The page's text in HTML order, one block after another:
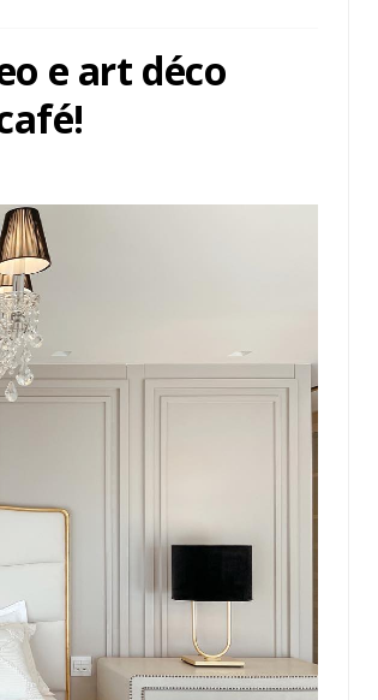
e art déco